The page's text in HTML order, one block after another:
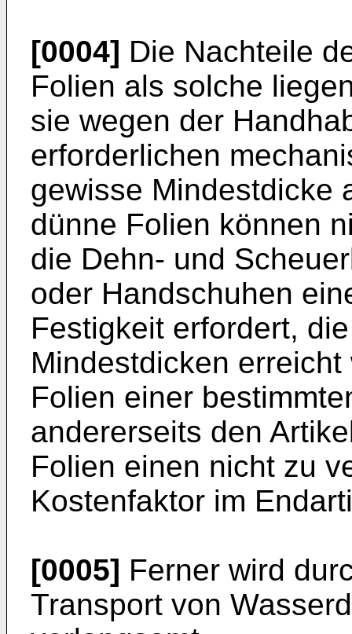
[0004] Die Nachteile
Folien als solche
sie wegen der
erforderlichen
gewisse Mindestdicke
dünne Folien können
die Dehn- und
oder Handschuhen
Festigkeit erfordert,
Mindestdicken
Folien einer
andererseits den
Folien einen nicht zu
Kostenfaktor im
[0005] Ferner wird
Transport von